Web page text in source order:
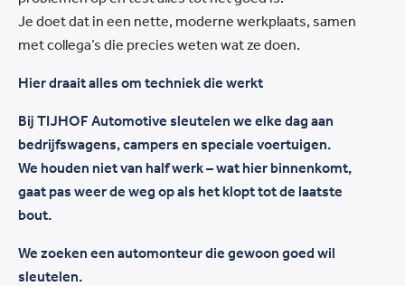
Je doet dat in een nette, moderne werkplaats, samen
met collega’s die precies weten wat ze doen.
Hier draait alles om techniek die werkt
Bij TIJHOF Automotive sleutelen we elke dag aan
bedrijfswagens, campers en speciale voertuigen.
We houden niet van half werk – wat hier binnenkomt,
gaat pas weer de weg op als het klopt tot de laatste
bout.
We zoeken een automonteur die gewoon goed wil
sleutelen.